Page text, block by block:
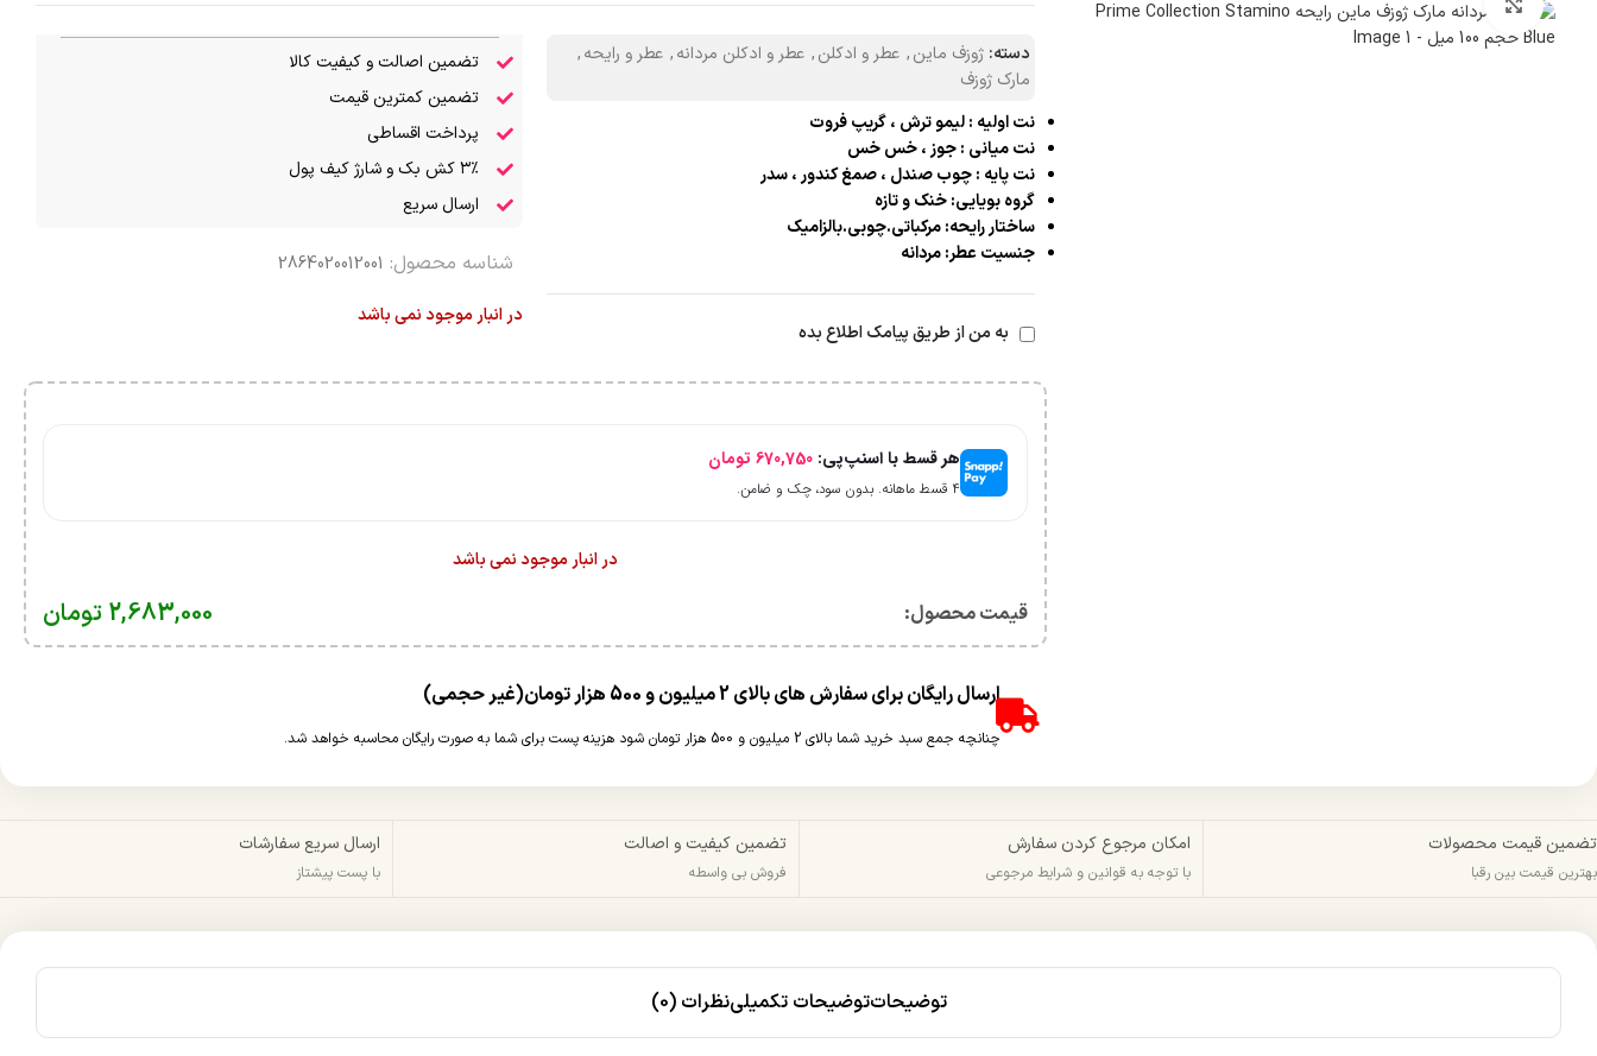
دسته: ژوزف ماین, عطر و ادکلن, عطر و ادکلن مردانه, عطر و رایحه,
مارک ژوزف
نت اولیه : لیمو ترش ، گریپ فروت
نت میانی : جوز ، خس خس
نت پایه : چوب صندل ، صمغ کندور ، سدر
گروه بویایی: خنک و تازه
ساختار رایحه: مرکباتی.چوبی.بالزامیک
جنسیت عطر: مردانه
به من از طریق پیامک اطلاع بده
تضمین اصالت و کیفیت کالا
تضمین کمترین قیمت
پرداخت اقساطی
۳٪ کش بک و شارژ کیف پول
ارسال سریع
شناسه محصول: 2864020012001
در انبار موجود نمی باشد
هر قسط با اسنپ‌پی:670,750 تومان
۴ قسط ماهانه. بدون سود، چک و ضامن.
در انبار موجود نمی باشد
قیمت محصول:​ 2,683,000 تومان
ارسال رایگان برای سفارش های بالای 2 میلیون و 500 هزار تومان(غیر حجمی)
چنانچه جمع سبد خرید شما بالای 2 میلیون و 500 هزار تومان شود هزینه پست برای شما به صورت رایگان محاسبه خواهد شد.
تضمین قیمت محصولات
بهترین قیمت بین رقبا
امکان مرجوع کردن سفارش
با توجه به قوانین و شرایط مرجوعی
تضمین کیفیت و اصالت
فروش بی واسطه
ارسال سریع سفارشات
با پست پیشتاز
توضیحاتتوضیحات تکمیلینظرات (0)